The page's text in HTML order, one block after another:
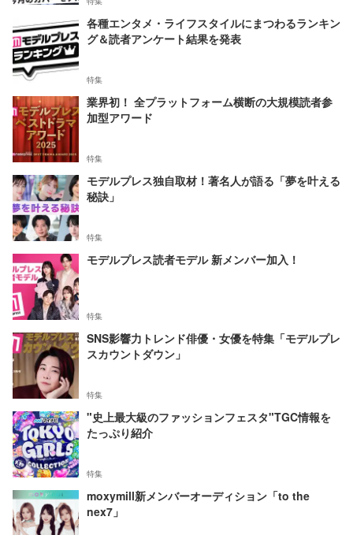
各種エンタメ・ライフスタイルにまつわるランキン
グ＆読者アンケート結果を発表
特集
業界初！ 全プラットフォーム横断の大規模読者参
加型アワード
特集
モデルプレス独自取材！著名人が語る「夢を叶える
秘訣」
特集
モデルプレス読者モデル 新メンバー加入！
特集
SNS影響力トレンド俳優・女優を特集「モデルプレ
スカウントダウン」
特集
"史上最大級のファッションフェスタ"TGC情報を
たっぷり紹介
特集
moxymill新メンバーオーディション「to the
nex7」